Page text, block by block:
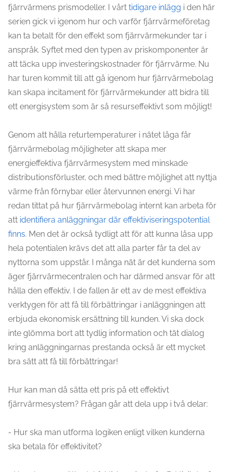
fjärrvärmens prismodeller. I vårt tidigare inlägg i den här
serien gick vi igenom hur och varför fjärrvärmeföretag
kan ta betalt för den effekt som fjärrvärmekunder tar i
anspråk. Syftet med den typen av priskomponenter är
att täcka upp investeringskostnader för fjärrvärme. Nu
har turen kommit till att gå igenom hur fjärrvärmebolag
kan skapa incitament för fjärrvärmekunder att bidra till
ett energisystem som är så resurseffektivt som möjligt!
Genom att hålla returtemperaturer i nätet låga får
fjärrvärmebolag möjligheter att skapa mer
energieffektiva fjärrvärmesystem med minskade
distributionsförluster, och med bättre möjlighet att nyttja
värme från förnybar eller återvunnen energi. Vi har
redan tittat på hur fjärrvärmebolag internt kan arbeta för
att identifiera anläggningar där effektiviseringspotential
finns. Men det är också tydligt att för att kunna låsa upp
hela potentialen krävs det att alla parter får ta del av
nyttorna som uppstår. I många nät är det kunderna som
äger fjärrvärmecentralen och har därmed ansvar för att
hålla den effektiv. I de fallen är ett av de mest effektiva
verktygen för att få till förbättringar i anläggningen att
erbjuda ekonomisk ersättning till kunden. Vi ska dock
inte glömma bort att tydlig information och tät dialog
kring anläggningarnas prestanda också är ett mycket
bra sätt att få till förbättringar!
Hur kan man då sätta ett pris på ett effektivt
fjärrvärmesystem? Frågan går att dela upp i två delar:
- Hur ska man utforma logiken enligt vilken kunderna
ska betala för effektivitet?